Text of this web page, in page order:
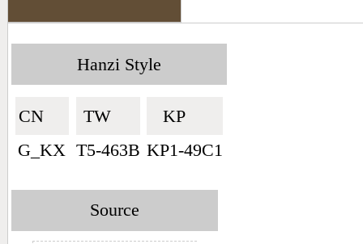
Hanzi Style
CN🇨🇳
G_KX
TW🇹🇼
T5-463B
KP🇰🇵
KP1-49C1
Source